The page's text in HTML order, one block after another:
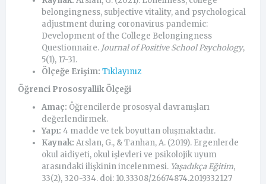
belongingness, subjective vitality, and psychological
adjustment during coronavirus pandemic:
Development of the College Belongingness
Questionnaire. Journal of Positive School Psychology,
5(1), 17-31.
Ölçeğe Erişim: Tıklayınız
Öğrenci Prososyallik Ölçeği
Amaç: Öğrencilerde prososyal davranışları
değerlendirmek.
Yapı: 4 madde ve tek boyuttan oluşmaktadır.
Kaynak: Arslan, G., & Tanhan, A. (2019). Ergenlerde
okul aidiyeti, okul işlevleri ve psikolojik uyum
arasındaki ilişkinin incelenmesi. Yaşadıkça Eğitim,
33(2), 320-334. doi: 10.33308/26674874.2019332127